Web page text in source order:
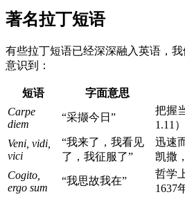
著名拉丁短语
有些拉丁短语已经深深融入英语，
意识到：
短语 字面意思
Carpe
diem
“采撷今日”
把握
1.11）
Veni, vidi,
vici
“我来了，我看见
了，我征服了”
迅速
凯撒
Cogito,
ergo sum
“我思故我在”
哲学
1637